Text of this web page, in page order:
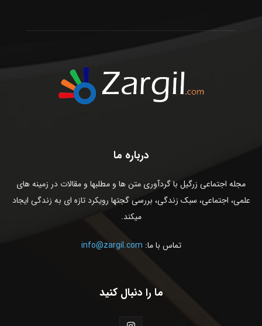
درباره ما
مجله اجتماعی زرگیل با گردآوری متن ها و مطلبها و مقالات در زمینه های
علمی، اجتماعی، سبک زندگی، بررسی گجتها رویکرد تازه ای به زندگی ایجاد
میکند.
تماس با ما: info@zargil.com
ما را دنبال کنید